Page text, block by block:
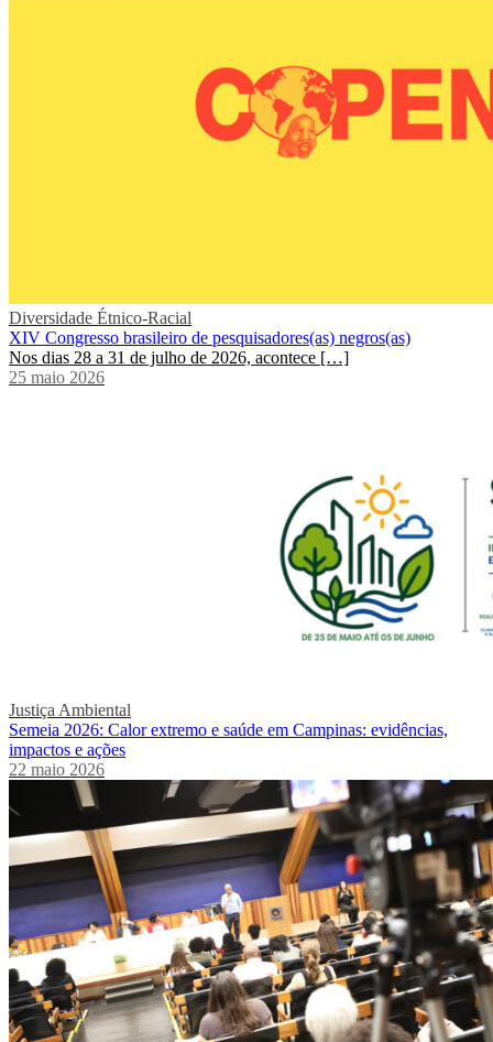
Diversidade Étnico-Racial
XIV Congresso brasileiro de pesquisadores(as) negros(as)
Nos dias 28 a 31 de julho de 2026, acontece […]
25 maio 2026
Justiça Ambiental
Semeia 2026: Calor extremo e saúde em Campinas: evidências,
impactos e ações
22 maio 2026